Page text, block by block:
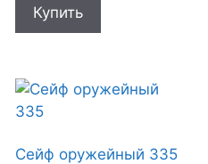
Купить
Сейф оружейный 335